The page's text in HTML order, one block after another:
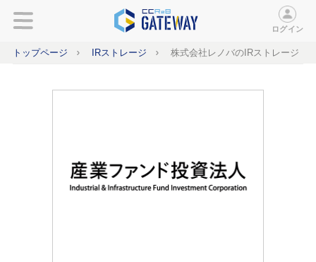
ログイン
トップページ IRストレージ 株式会社レノバのIRストレージ